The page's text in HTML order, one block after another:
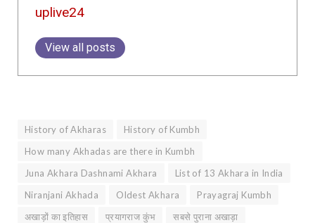
uplive24
View all posts
History of Akharas
History of Kumbh
How many Akhadas are there in Kumbh
Juna Akhara Dashnami Akhara
List of 13 Akhara in India
Niranjani Akhada
Oldest Akhara
Prayagraj Kumbh
अखाड़ों का इतिहास
प्रयागराज कुंभ सबसे पुराना अखाड़ा